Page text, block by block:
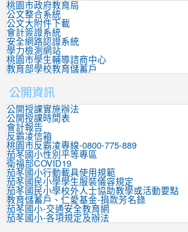
桃園市政府教育局
公文整合系統
公文大附件下載
會計簽證系統
安全網路認證系統
學力檢測網站
桃園市學生輔導諮商中心
教育部學校教育儲蓄戶
公開資訊
公開授課實施辦法
公開授課時間表
會計報告
反霸凌信箱
桃園市反霸凌專線-0800-775-889
茄苳國小性別平等專區
衛福部COVID19
茄苳國小行動載具使用規範
茄苳國民小學學生服裝儀容規定
茄苳國民小學校外人士協助教學或活動要點
教育儲蓄戶、仁愛基金-捐款芳名錄
茄苳國小-交通安全教育網
茄苳國小-各項規定及辦法